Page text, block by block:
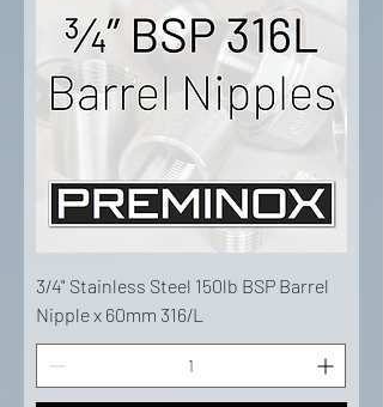
3/4" Stainless Steel 150lb BSP Barrel
Nipple x 60mm 316/L